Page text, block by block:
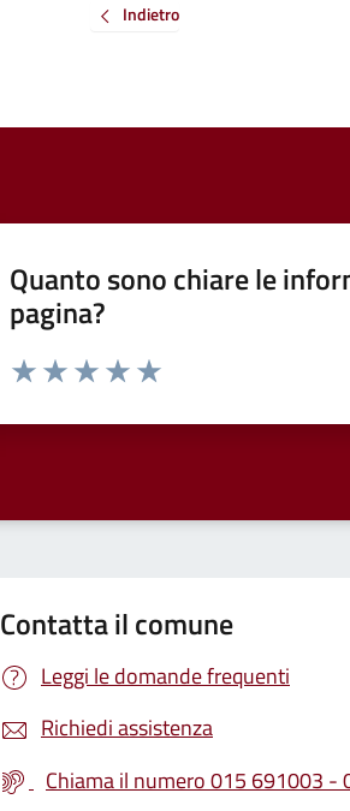
Indietro
Quanto sono chiare le
pagina?
Valuta da 1 a 5 stelle la pagina
Contatta il comune
Leggi le domande frequenti
Richiedi assistenza
Chiama il numero 015 691003 -